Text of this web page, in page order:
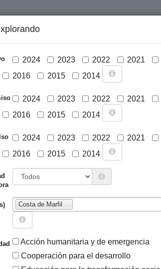
2024 2023 2022 2021
2016 2015 2014
2024 2023 2022 2021
2016 2015 2014
2024 2023 2022 2021
2016 2015 2014
Costa de Marfil
Acción humanitaria y de emergencia
Cooperación para el desarrollo